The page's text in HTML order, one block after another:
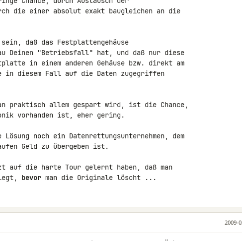
die einer absolut exakt baugleichen an die
daß das Festplattengehäuse
Deinen "Betriebsfall" hat, und daß nur diese
in einem anderen Gehäuse bzw. direkt am
in diesem Fall auf die Daten zugegriffen
an praktisch allem gespart wird, ist die Chance,
vorhanden ist, eher gering.
noch ein Datenrettungsunternehmen, dem
Geld zu übergeben ist.
auf die harte Tour gelernt haben, daß man
bevor man die Originale löscht ...
2009-